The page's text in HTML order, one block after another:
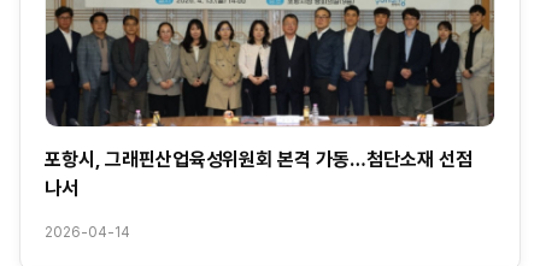
포항시, 그래핀산업육성위원회 본격 가동…첨단소재 선점
나서
2026-04-14